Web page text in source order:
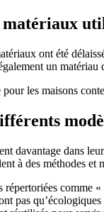
matériaux
ont été
un
les maisons
davantage dans
à des méthodes et
répertoriées comme
pas